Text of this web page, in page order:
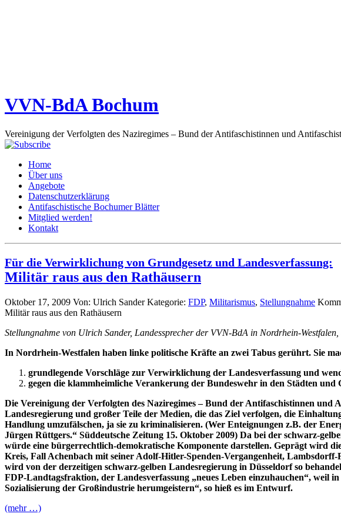
VVN-BdA Bochum
Vereinigung der Verfolgten des Naziregimes – Bund der Antifaschistinnen und
Home
Über uns
Angebote
Datenschutzerklärung
Antifaschistische Bochumer Blätter
Mitglied werden!
Kontakt
Für die Verwirklichung von Grundgesetz und Landesverfassung:
Militär raus aus den Rathäusern
Oktober 17, 2009 Von: Ulrich SanderKategorie: FDP, Militarismus, Stellungnahme
Militär raus aus den Rathäusern
Stellungnahme von Ulrich Sander, Landessprecher der VVN-BdA in Nordrhein-
In Nordrhein-Westfalen haben linke politische Kräfte an zwei Tabus gerührt. Sie
grundlegende Vorschläge zur Verwirklichung der Landesverfassung und
gegen die klammheimliche Verankerung der Bundeswehr in den Städten
Die Vereinigung der Verfolgten des Naziregimes – Bund der Antifaschistinnen
Landesregierung und großer Teile der Medien, die das Ziel verfolgen, die
Handlung umzufälschen, ja sie zu kriminalisieren. (Wer Enteignungen z.B. der
Jürgen Rüttgers.“ Süddeutsche Zeitung 15. Oktober 2009) Da bei der schwarz-
würde eine bürgerrechtlich-demokratische Komponente darstellen. Geprägt wird
Kreis, Fall Achenbach mit seiner Adolf-Hitler-Spenden-Vergangenheit,
wird von der derzeitigen schwarz-gelben Landesregierung in Düsseldorf so
FDP-Landtagsfraktion, der Landesverfassung „neues Leben einzuhauchen“,
Sozialisierung der Großindustrie herumgeistern“, so hieß es im Entwurf.
(mehr …)